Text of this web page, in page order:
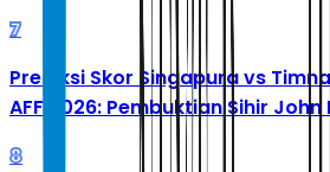
7
Prediksi Skor Singapura vs
AFF 2026: Pembuktian Sihir John
8